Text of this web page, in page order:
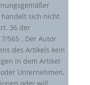
handelt sich nicht
36 der
565 . Der Autor
des Artikels kein
in dem Artikel
Unternehmen,